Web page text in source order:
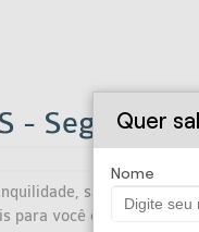
- Seguro
sabendo que
você escolher de
Quer
Nome